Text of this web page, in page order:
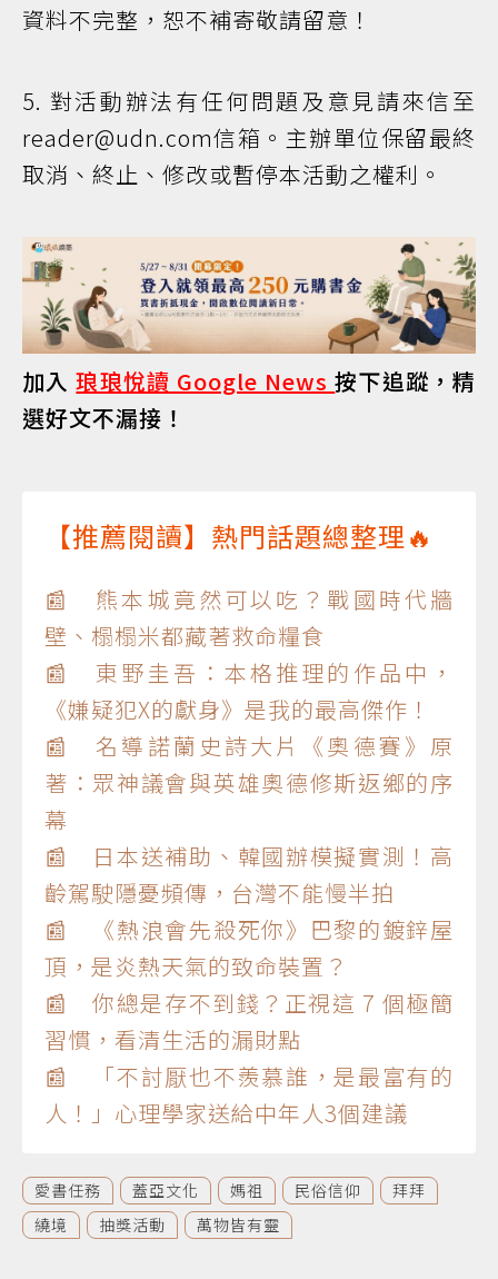
資料不完整，恕不補寄敬請留意！
5. 對活動辦法有任何問題及意見請來信至
reader@udn.com信箱。主辦單位保留最終
取消、終止、修改或暫停本活動之權利。
加入琅琅悅讀 Google News按下追蹤，精
選好文不漏接！
【推薦閱讀】熱門話題總整理🔥
📰 熊本城竟然可以吃？戰國時代牆
壁、榻榻米都藏著救命糧食
📰 東野圭吾：本格推理的作品中，
《嫌疑犯X的獻身》是我的最高傑作！
📰 名導諾蘭史詩大片《奧德賽》原
著：眾神議會與英雄奧德修斯返鄉的序
幕
📰 日本送補助、韓國辦模擬實測！高
齡駕駛隱憂頻傳，台灣不能慢半拍
📰 《熱浪會先殺死你》巴黎的鍍鋅屋
頂，是炎熱天氣的致命裝置？
📰 你總是存不到錢？正視這 7 個極簡
習慣，看清生活的漏財點
📰 「不討厭也不羨慕誰，是最富有的
人！」心理學家送給中年人3個建議
愛書任務 蓋亞文化 媽祖 民俗信仰
拜拜
繞境
抽獎活動 萬物皆有靈